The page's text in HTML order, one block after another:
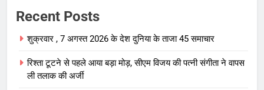
Recent Posts
शुक्रवार , 7 अगस्त 2026 के देश दुनिया के ताजा 45 समाचार
रिश्ता टूटने से पहले आया बड़ा मोड़, सीएम विजय की पत्नी संगीता ने वापस
ली तलाक की अर्जी